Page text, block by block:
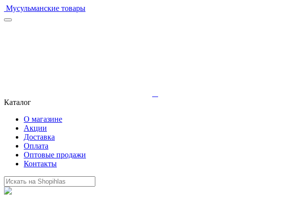
Мусульманские товары
Каталог
О магазине
Акции
Доставка
Оплата
Оптовые продажи
Контакты